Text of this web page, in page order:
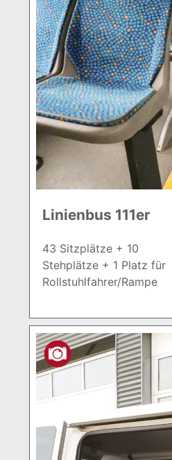
Linienbus 111er
43 Sitzplätze + 10
Stehplätze + 1 Platz für
Rollstuhlfahrer/Rampe